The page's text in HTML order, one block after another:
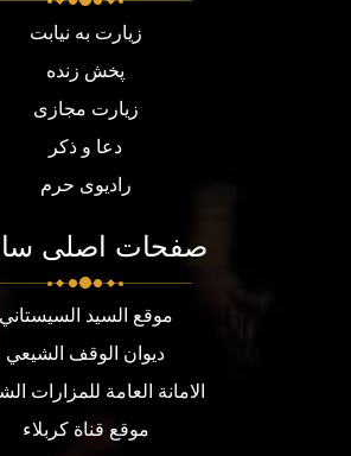
زیارت به نیابت
پخش زنده
زیارت مجازی
دعا و ذکر
رادیوی حرم
صفحات اصلی
موقع السيد السيستاني
ديوان الوقف الشيعي
الامانة العامة للمزارات
موقع قناة كربلاء